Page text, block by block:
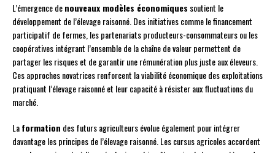
L’émergence denouveaux modèles économiques soutient le
développement de l’élevage raisonné. Des initiatives comme le financement
participatif de fermes, les partenariats producteurs-consommateurs ou les
coopératives intégrant l’ensemble de la chaîne de valeur permettent de
partager les risques et de garantir une rémunération plus juste aux éleveurs.
Ces approches novatrices renforcent la viabilité économique des exploitations
pratiquant l’élevage raisonné et leur capacité à résister aux fluctuations du
marché.
Laformation des futurs agriculteurs évolue également pour intégrer
davantage les principes de l’élevage raisonné. Les cursus agricoles accordent